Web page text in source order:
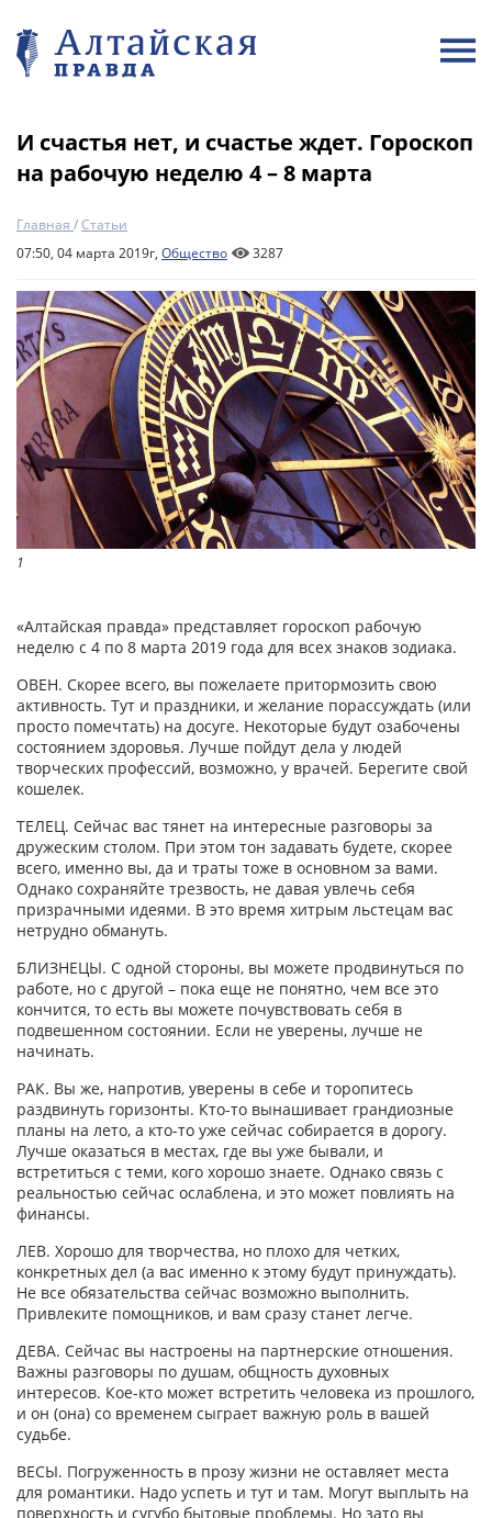
И счастья нет, и счастье ждет. Гороскоп
на рабочую неделю 4 – 8 марта
Главная /Статьи
07:50, 04 марта 2019г, Общество 3287
1
«Алтайская правда» представляет гороскоп рабочую
неделю с 4 по 8 марта 2019 года для всех знаков зодиака.
ОВЕН. Скорее всего, вы пожелаете притормозить свою
активность. Тут и праздники, и желание порассуждать (или
просто помечтать) на досуге. Некоторые будут озабочены
состоянием здоровья. Лучше пойдут дела у людей
творческих профессий, возможно, у врачей. Берегите свой
кошелек.
ТЕЛЕЦ. Сейчас вас тянет на интересные разговоры за
дружеским столом. При этом тон задавать будете, скорее
всего, именно вы, да и траты тоже в основном за вами.
Однако сохраняйте трезвость, не давая увлечь себя
призрачными идеями. В это время хитрым льстецам вас
нетрудно обмануть.
БЛИЗНЕЦЫ. С одной стороны, вы можете продвинуться по
работе, но с другой – пока еще не понятно, чем все это
кончится, то есть вы можете почувствовать себя в
подвешенном состоянии. Если не уверены, лучше не
начинать.
РАК. Вы же, напротив, уверены в себе и торопитесь
раздвинуть горизонты. Кто-то вынашивает грандиозные
планы на лето, а кто-то уже сейчас собирается в дорогу.
Лучше оказаться в местах, где вы уже бывали, и
встретиться с теми, кого хорошо знаете. Однако связь с
реальностью сейчас ослаблена, и это может повлиять на
финансы.
ЛЕВ. Хорошо для творчества, но плохо для четких,
конкретных дел (а вас именно к этому будут принуждать).
Не все обязательства сейчас возможно выполнить.
Привлеките помощников, и вам сразу станет легче.
ДЕВА. Сейчас вы настроены на партнерские отношения.
Важны разговоры по душам, общность духовных
интересов. Кое-кто может встретить человека из прошлого,
и он (она) со временем сыграет важную роль в вашей
судьбе.
ВЕСЫ. Погруженность в прозу жизни не оставляет места
для романтики. Надо успеть и тут и там. Могут выплыть на
поверхность и сугубо бытовые проблемы. Но зато вы